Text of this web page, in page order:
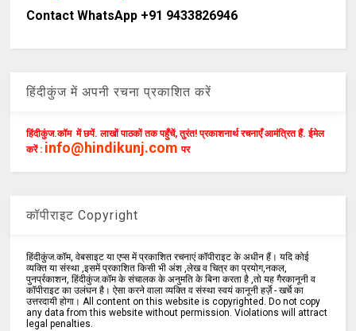
Contact WhatsApp +91 9433826946
हिंदीकुंज में अपनी रचना प्रकाशित करें
हिंदीकुंज.कॉम में छपें. लाखों पाठकों तक पहुँचें, तुरंत! प्रकाशनार्थ रचनाएँ आमंत्रित हैं. ईमेल
करें : info@hindikunj.com पर
कॉपीराइट Copyright
हिंदीकुंज.कॉम, वेबसाइट या एप्स में प्रकाशित रचनाएं कॉपीराइट के अधीन हैं। यदि कोई
व्यक्ति या संस्था ,इसमें प्रकाशित किसी भी अंश ,लेख व चित्र का प्रयोग,नकल,
पुनर्प्रकाशन, हिंदीकुंज.कॉम के संचालक के अनुमति के बिना करता है ,तो यह गैरकानूनी व
कॉपीराइट का उलंघन है। ऐसा करने वाला व्यक्ति व संस्था स्वयं कानूनी हर्ज़े - खर्चे का
उत्तरदायी होगा। All content on this website is copyrighted. Do not copy
any data from this website without permission. Violations will attract
legal penalties.